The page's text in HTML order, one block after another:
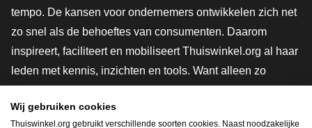
tempo. De kansen voor ondernemers ontwikkelen zich net
zo snel als de behoeftes van consumenten. Daarom
inspireert, faciliteert en mobiliseert Thuiswinkel.org al haar
leden met kennis, inzichten en tools. Want alleen zo
innovatievere toekomst. Dus groei ook mee en maak
Wij gebruiken cookies
Thuiswinkel.org gebruikt verschillende soorten cookies. Naast noodzakelijke